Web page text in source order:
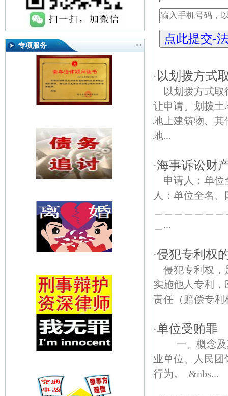
专项服务 >>
· 以划拨方式
以划拨方式
让申请。划拨土
地上建筑物、其
地...
·海事诉讼财
申请人：单
人：单位全名
＿...
·侵犯专利权
侵犯专利权，
实施他人专利
责任（赔偿专利
·单位受贿罪
一、概念及
业单位、人民
行为。 &nbs...